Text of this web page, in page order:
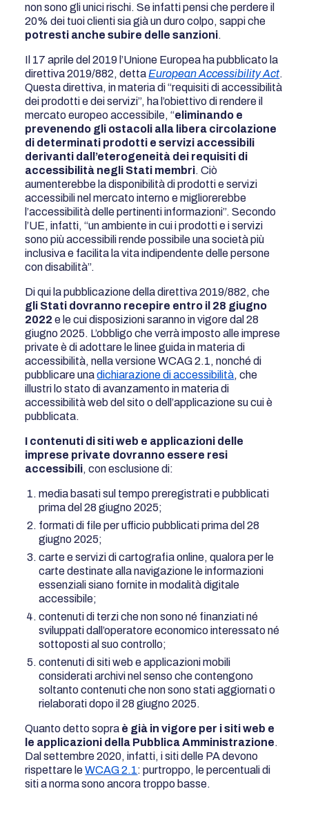
non sono gli unici rischi. Se infatti pensi che perdere il
20% dei tuoi clienti sia già un duro colpo, sappi che
potresti anche subire delle sanzioni.
Il 17 aprile del 2019 l’Unione Europea ha pubblicato la
direttiva 2019/882, detta European Accessibility Act.
Questa direttiva, in materia di “requisiti di accessibilità
dei prodotti e dei servizi”, ha l’obiettivo di rendere il
mercato europeo accessibile, “eliminando e
prevenendo gli ostacoli alla libera circolazione
di determinati prodotti e servizi accessibili
derivanti dall’eterogeneità dei requisiti di
accessibilità negli Stati membri. Ciò
aumenterebbe la disponibilità di prodotti e servizi
accessibili nel mercato interno e migliorerebbe
l’accessibilità delle pertinenti informazioni”. Secondo
l’UE, infatti, “un ambiente in cui i prodotti e i servizi
sono più accessibili rende possibile una società più
inclusiva e facilita la vita indipendente delle persone
con disabilità”.
Di qui la pubblicazione della direttiva 2019/882, che
gli Stati dovranno recepire entro il 28 giugno
2022 e le cui disposizioni saranno in vigore dal 28
giugno 2025. L’obbligo che verrà imposto alle imprese
private è di adottare le linee guida in materia di
accessibilità, nella versione WCAG 2.1, nonché di
pubblicare unadichiarazione di accessibilità, che
illustri lo stato di avanzamento in materia di
accessibilità web del sito o dell’applicazione su cui è
pubblicata.
I contenuti di siti web e applicazioni delle
imprese private dovranno essere resi
accessibili, con esclusione di:
media basati sul tempo preregistrati e pubblicati
prima del 28 giugno 2025;
formati di file per ufficio pubblicati prima del 28
giugno 2025;
carte e servizi di cartografia online, qualora per le
carte destinate alla navigazione le informazioni
essenziali siano fornite in modalità digitale
accessibile;
contenuti di terzi che non sono né finanziati né
sviluppati dall’operatore economico interessato né
sottoposti al suo controllo;
contenuti di siti web e applicazioni mobili
considerati archivi nel senso che contengono
soltanto contenuti che non sono stati aggiornati o
rielaborati dopo il 28 giugno 2025.
Quanto detto sopra è già in vigore per i siti web e
le applicazioni della Pubblica Amministrazione.
Dal settembre 2020, infatti, i siti delle PA devono
rispettare leWCAG 2.1: purtroppo, le percentuali di
siti a norma sono ancora troppo basse.